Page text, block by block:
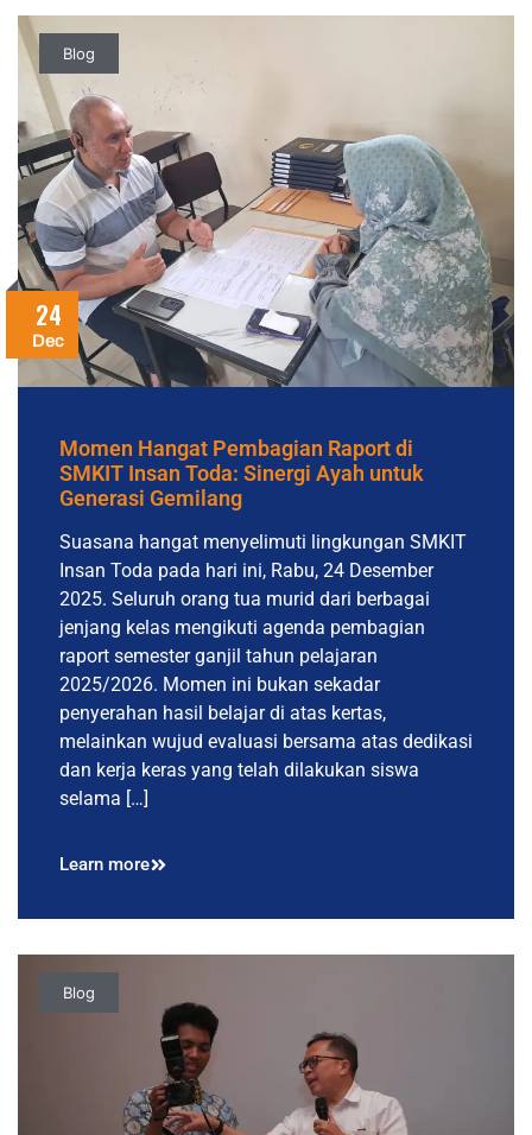
24
Dec
Blog
Momen Hangat Pembagian Raport di
SMKIT Insan Toda: Sinergi Ayah untuk
Generasi Gemilang
Suasana hangat menyelimuti lingkungan SMKIT
Insan Toda pada hari ini, Rabu, 24 Desember
2025. Seluruh orang tua murid dari berbagai
jenjang kelas mengikuti agenda pembagian
raport semester ganjil tahun pelajaran
2025/2026. Momen ini bukan sekadar
penyerahan hasil belajar di atas kertas,
melainkan wujud evaluasi bersama atas dedikasi
dan kerja keras yang telah dilakukan siswa
selama […]
Learn more
Blog